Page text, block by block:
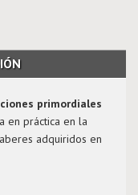
primordiales
en práctica en la
adquiridos en